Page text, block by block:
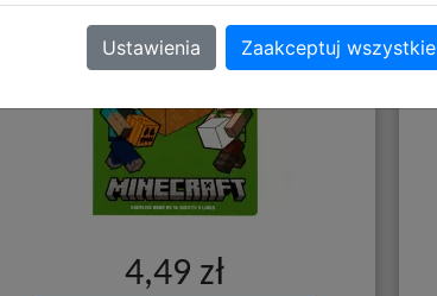
4,49 zł
Ustawienia Zaakceptuj wszystkie